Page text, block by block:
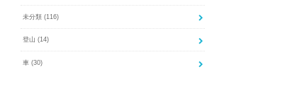
未分類 (116)
登山 (14)
車 (30)